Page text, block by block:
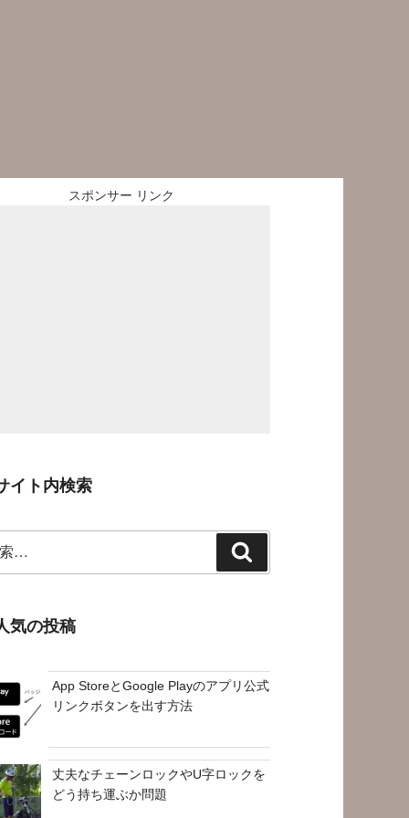
スポンサー リンク
イト内検索
索
気の投稿
App StoreとGoogle Playのアプリ公式
リンクボタンを出す方法
丈夫なチェーンロックやU字ロックを
どう持ち運ぶか問題